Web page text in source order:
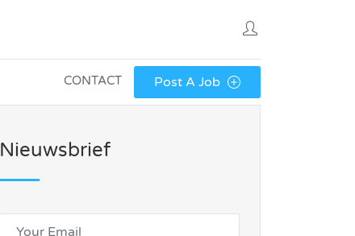
CONTACT Post A Job
Nieuwsbrief